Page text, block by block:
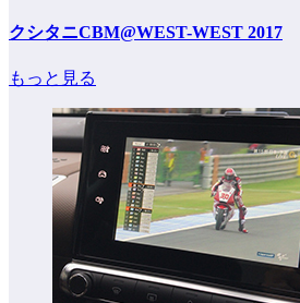
クシタニCBM@WEST-WEST 2017
もっと見る